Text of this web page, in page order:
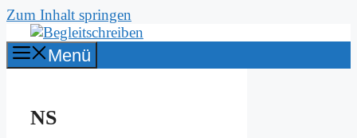
Zum Inhalt springen
Menü
NS